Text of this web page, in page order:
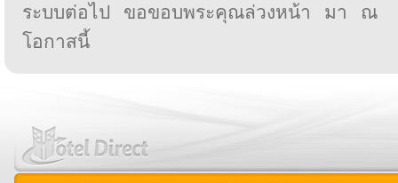
ระบบต่อไป ขอขอบพระคุณล่วงหน้า มา ณ
โอกาสนี้